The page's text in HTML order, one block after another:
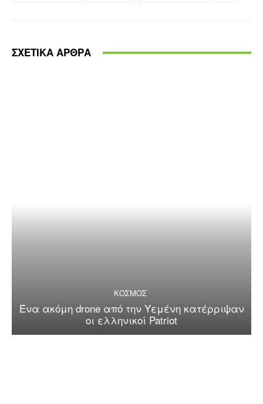
ΣΧΕΤΙΚΑ ΑΡΘΡΑ
ΚΟΣΜΟΣ
Ένα ακόμη drone από την Υεμένη κατέρριψαν
οι ελληνικοί Patriot